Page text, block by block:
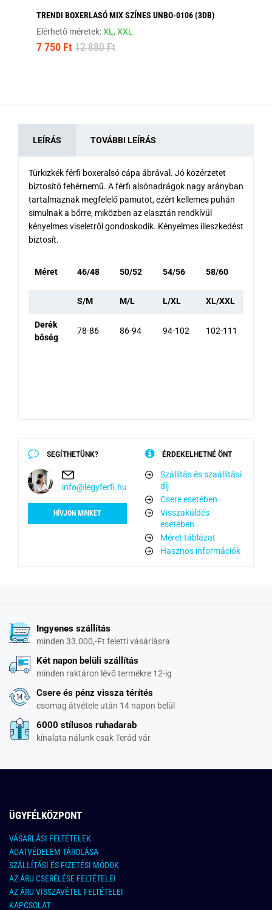
TRENDI BOXERLASÓ MIX SZÍNES UNBO-0106 (3DB)
Elérhető méretek:XL,XXL
7 750 Ft 12 880 Ft
LEÍRÁS TOVÁBBI LEÍRÁS
Türkizkék férfi boxeralsó cápa ábrával. Jó közérzetet
biztosító fehérnemű. A férfi alsónadrágok nagy arányban
tartalmaznak megfelelő pamutot, ezért kellemes puhán
simulnak a bőrre, miközben az elasztán rendkívül
kényelmes viseletről gondoskodik. Kényelmes illeszkedést
biztosít.
Méret 46/48 50/52 54/56 58/60
S/M M/L L/XL XL/XXL
Derék
bőség
78-86 86-94 94-102 102-111
SEGÍTHETÜNK?
info@legyferfi.hu
HÍVJON MINKET
ÉRDEKELHETNÉ ÖNT
Szállítás és szaállítási
díj
Csere esetében
Visszaküldés
esetében
Méret táblázat
Hasznos információk
Ingyenes szállítás
minden 33.000,-Ft feletti vásárlásra
Két napon belüli szállítás
minden raktáron lévő termékre 12-ig
Csere és pénz vissza térítés
csomag átvétele után 14 napon belül
6000 stílusos ruhadarab
kínalata nálunk csak Terád vár
ÜGYFÉLKÖZPONT
VÁSARLÁSI FELTÉTELEK
ADATVÉDELEM TÁROLÁSA
SZÁLLÍTÁSI ÉS FIZETÉSI MÓDOK
AZ ÁRU CSERÉLÉSE FELTÉTELEI
AZ ÁRU VISSZAVÉTEL FELTÉTELEI
KAPCSOLAT